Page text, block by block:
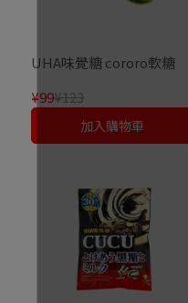
UHA味覺糖 cororo軟糖
¥99¥123
加入購物車